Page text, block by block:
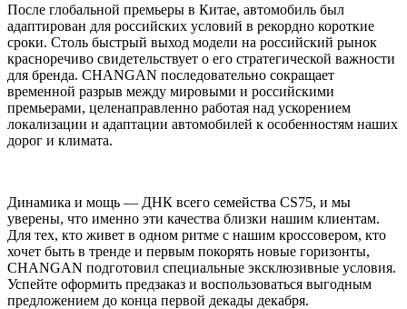
После глобальной премьеры в Китае, автомобиль был
адаптирован для российских условий в рекордно короткие
сроки. Столь быстрый выход модели на российский рынок
красноречиво свидетельствует о его стратегической важности
для бренда. CHANGAN последовательно сокращает
временной разрыв между мировыми и российскими
премьерами, целенаправленно работая над ускорением
локализации и адаптации автомобилей к особенностям наших
дорог и климата.
Динамика и мощь — ДНК всего семейства CS75, и мы
уверены, что именно эти качества близки нашим клиентам.
Для тех, кто живет в одном ритме с нашим кроссовером, кто
хочет быть в тренде и первым покорять новые горизонты,
CHANGAN подготовил специальные эксклюзивные условия.
Успейте оформить предзаказ и воспользоваться выгодным
предложением до конца первой декады декабря.